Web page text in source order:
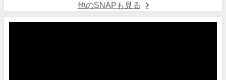
他のSNAPも見る